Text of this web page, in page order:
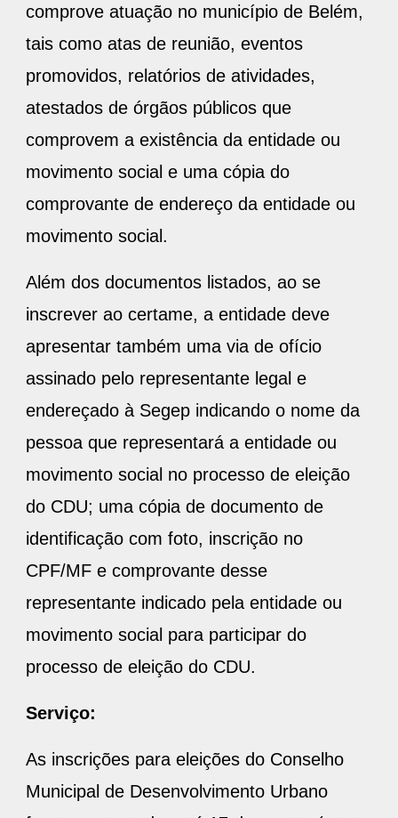
comprove atuação no município de Belém,
tais como atas de reunião, eventos
promovidos, relatórios de atividades,
atestados de órgãos públicos que
comprovem a existência da entidade ou
movimento social e uma cópia do
comprovante de endereço da entidade ou
movimento social.
Além dos documentos listados, ao se
inscrever ao certame, a entidade deve
apresentar também uma via de ofício
assinado pelo representante legal e
endereçado à Segep indicando o nome da
pessoa que representará a entidade ou
movimento social no processo de eleição
do CDU; uma cópia de documento de
identificação com foto, inscrição no
CPF/MF e comprovante desse
representante indicado pela entidade ou
movimento social para participar do
processo de eleição do CDU.
Serviço:
As inscrições para eleições do Conselho
Municipal de Desenvolvimento Urbano